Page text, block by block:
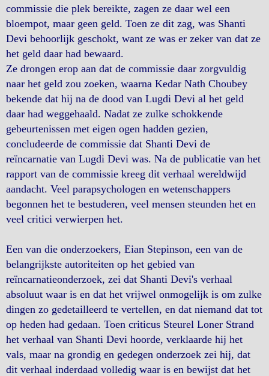
commissie die plek bereikte, zagen ze daar wel een
bloempot, maar geen geld. Toen ze dit zag, was Shanti
Devi behoorlijk geschokt, want ze was er zeker van dat ze
het geld daar had bewaard.
Ze drongen erop aan dat de commissie daar zorgvuldig
naar het geld zou zoeken, waarna Kedar Nath Choubey
bekende dat hij na de dood van Lugdi Devi al het geld
daar had weggehaald. Nadat ze zulke schokkende
gebeurtenissen met eigen ogen hadden gezien,
concludeerde de commissie dat Shanti Devi de
reïncarnatie van Lugdi Devi was. Na de publicatie van het
rapport van de commissie kreeg dit verhaal wereldwijd
aandacht. Veel parapsychologen en wetenschappers
begonnen het te bestuderen, veel mensen steunden het en
veel critici verwierpen het.
Een van die onderzoekers, Eian Stepinson, een van de
belangrijkste autoriteiten op het gebied van
reïncarnatieonderzoek, zei dat Shanti Devi's verhaal
absoluut waar is en dat het vrijwel onmogelijk is om zulke
dingen zo gedetailleerd te vertellen, en dat niemand dat tot
op heden had gedaan. Toen criticus Steurel Loner Strand
het verhaal van Shanti Devi hoorde, verklaarde hij het
vals, maar na grondig en gedegen onderzoek zei hij, dat
dit verhaal inderdaad volledig waar is en bewijst dat het